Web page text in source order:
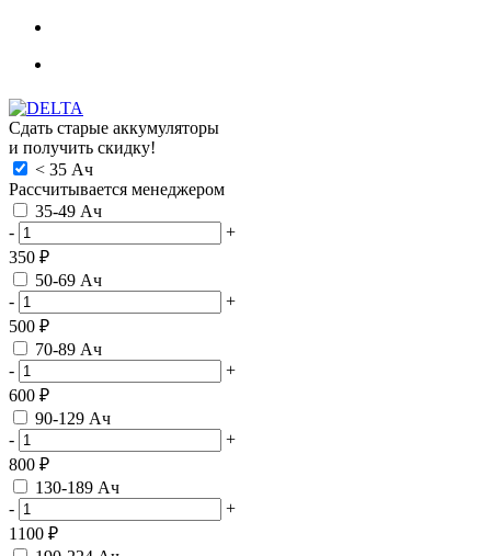
Сдать старые аккумуляторы
и получить скидку!
< 35 Ач
Рассчитывается менеджером
35-49 Ач
-
+
350 ₽
50-69 Ач
-
+
500 ₽
70-89 Ач
-
+
600 ₽
90-129 Ач
-
+
800 ₽
130-189 Ач
-
+
1100 ₽